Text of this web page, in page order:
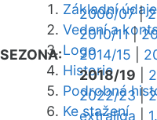
Základní údaje
Vedení a
Logo
Historie
Podrobná
Ke stažení
SEZONA:
2006/07|
2010/11|
2014/15
2018/19
2022/23|
extraliga